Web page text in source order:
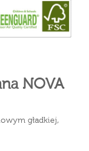
NOVA
gładkiej,